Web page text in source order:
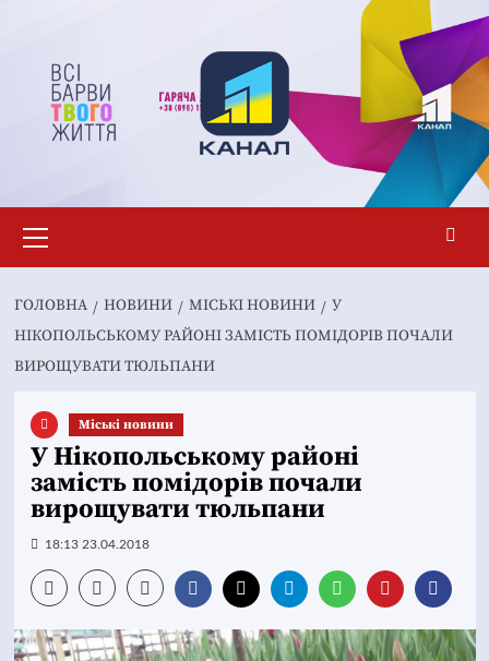
вмісту
меню
ГОЛОВНА НОВИНИ MІСЬКІ НОВИНИ
У
НІКОПОЛЬСЬКОМУ РАЙОНІ ЗАМІСТЬ ПОМІДОРІВ ПОЧАЛИ
ВИРОЩУВАТИ ТЮЛЬПАНИ
Mіські новини
У Нікопольському районі
замість помідорів почали
вирощувати тюльпани
18:13 23.04.2018